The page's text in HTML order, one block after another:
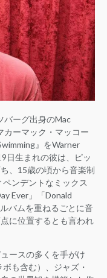
バーグ出身のMac
カーマック・マッコー
』をWarner
日生まれの彼は、ピッ
、15歳の頃から音楽制
ンデントなミックス
Ever」「Donald
バムを重ねるごとに音
に位置するとも言われ
ースの多くを手がけ
も含む）、ジャズ・